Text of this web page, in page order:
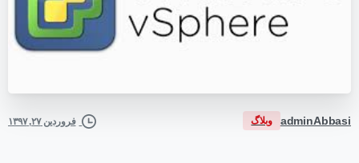
adminAbbasi وبلاگ فروردین ۲۷, ۱۳۹۷